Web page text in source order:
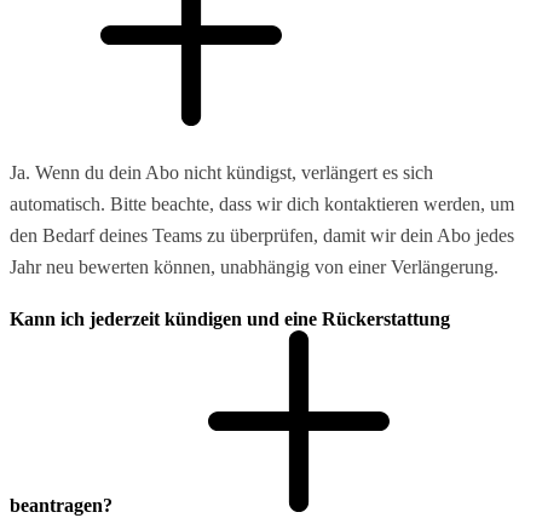
Ja. Wenn du dein Abo nicht kündigst, verlängert es sich
automatisch. Bitte beachte, dass wir dich kontaktieren werden, um
den Bedarf deines Teams zu überprüfen, damit wir dein Abo jedes
Jahr neu bewerten können, unabhängig von einer Verlängerung.
Kann ich jederzeit kündigen und eine Rückerstattung
beantragen?